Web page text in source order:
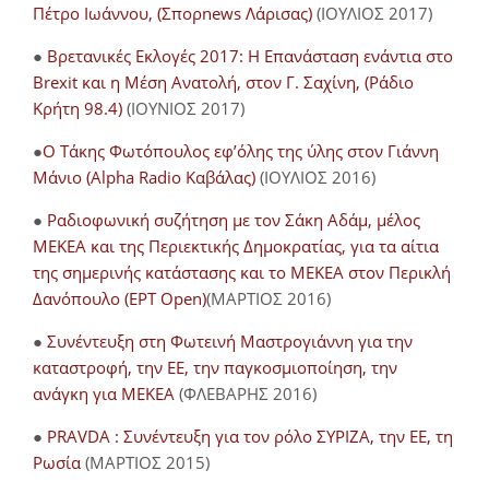
Πέτρο Ιωάννου, (Σπορnews Λάρισας) (ΙΟΥΛΙΟΣ 2017)
● Βρετανικές Εκλογές 2017: Η Επανάσταση ενάντια στο
Brexit και η Μέση Ανατολή, στον Γ. Σαχίνη, (Ράδιο
Κρήτη 98.4) (ΙΟΥΝΙΟΣ 2017)
●O Τάκης Φωτόπουλος εφ’όλης της ύλης στον Γιάννη
Μάνιο (Alpha Radio Καβάλας) (ΙΟΥΛΙΟΣ 2016)
● Ραδιοφωνική συζήτηση με τον Σάκη Αδάμ, μέλος
ΜΕΚΕΑ και της Περιεκτικής Δημοκρατίας, για τα αίτια
της σημερινής κατάστασης και το ΜΕΚΕΑ στον Περικλή
Δανόπουλο (ΕΡΤ Open)(ΜΑΡΤΙΟΣ 2016)
● Συνέντευξη στη Φωτεινή Μαστρογιάννη για την
καταστροφή, την ΕΕ, την παγκοσμιοποίηση, την
ανάγκη για ΜΕΚΕΑ (ΦΛΕΒΑΡΗΣ 2016)
● PRAVDA : Συνέντευξη για τον ρόλο ΣΥΡΙΖΑ, την ΕΕ, τη
Ρωσία (ΜΑΡΤΙΟΣ 2015)